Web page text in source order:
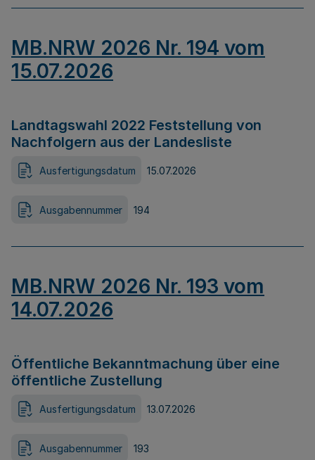
MB.NRW 2026 Nr. 194 vom
15.07.2026
Landtagswahl 2022 Feststellung von
Nachfolgern aus der Landesliste
Ausfertigungsdatum 15.07.2026
Ausgabennummer 194
MB.NRW 2026 Nr. 193 vom
14.07.2026
Öffentliche Bekanntmachung über eine
öffentliche Zustellung
Ausfertigungsdatum 13.07.2026
Ausgabennummer 193